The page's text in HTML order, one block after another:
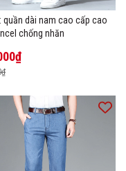
chống nhăn